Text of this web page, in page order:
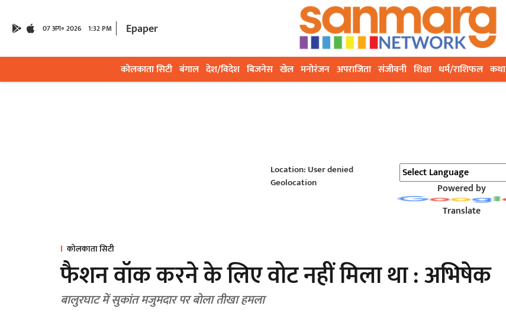
07 अग॰ 2026 1:32 PM Epaper
कोलकाता सिटी बंगाल देश/विदेश बिजनेस खेल मनोरंजन अपराजिता संजीवनी शिक्षा धर्म/राशिफल कथा
Location: User denied
Geolocation
Powered by
Translate
कोलकाता सिटी
फैशन वॉक करने के लिए वोट नहीं मिला था : अभिषेक
बालुरघाट में सुकांत मजुमदार पर बोला तीखा हमला